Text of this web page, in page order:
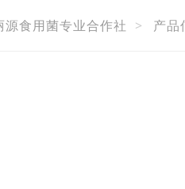
源食用菌专业合作社 > 产品